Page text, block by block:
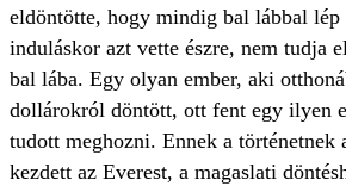
eldöntötte, hogy mindig bal lábbal
induláskor azt vette észre, nem tudja
bal lába. Egy olyan ember, aki
dollárokról döntött, ott fent egy ilyen
tudott meghozni. Ennek a történetnek
kezdett az Everest, a magaslati